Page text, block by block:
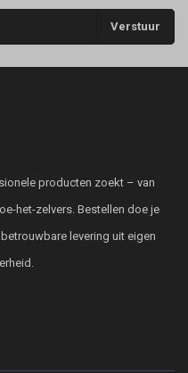
Verstuur
producten zoekt – van
het-zelvers. Bestellen doe je
levering uit eigen